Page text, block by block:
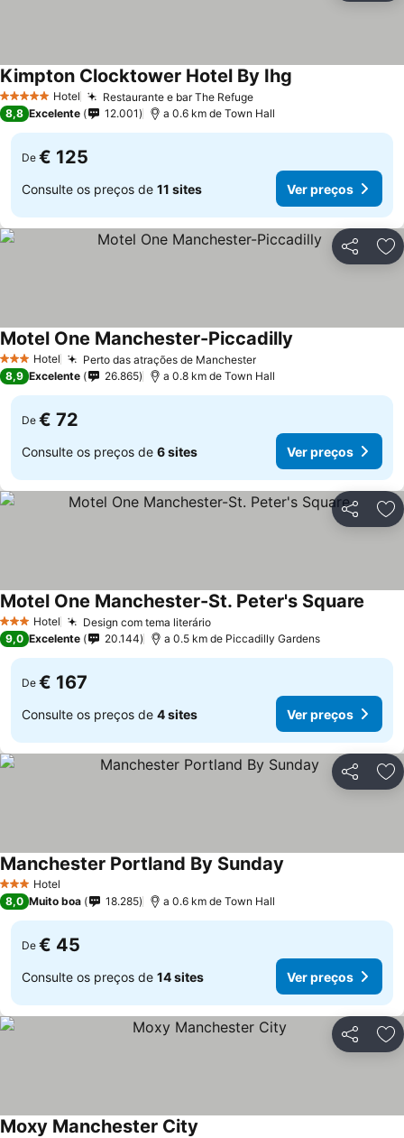
5 Estrelas Hotel Restaurante e bar The Refuge
Kimpton Clocktower Hotel By Ihg
8,8 Excelente 12.001 a 0.6 km de Town Hall
De € 125
Consulte os preços de 11 sites Ver preços
Partilhar
3 EstrelasHotel Perto das atrações de Manchester
Motel One Manchester-Piccadilly
8,9 Excelente 26.865 a 0.8 km de Town Hall
De € 72
Consulte os preços de 6 sites Ver preços
Partilhar
3 EstrelasHotel Design com tema literário
Motel One Manchester-St. Peter's Square
9,0 Excelente 20.144 a 0.5 km de Piccadilly Gardens
De € 167
Consulte os preços de 4 sites Ver preços
Partilhar
3 EstrelasHotel
Manchester Portland By Sunday
8,0 Muito boa 18.285 a 0.6 km de Town Hall
De € 45
Consulte os preços de 14 sites Ver preços
Partilhar
Moxy Manchester City